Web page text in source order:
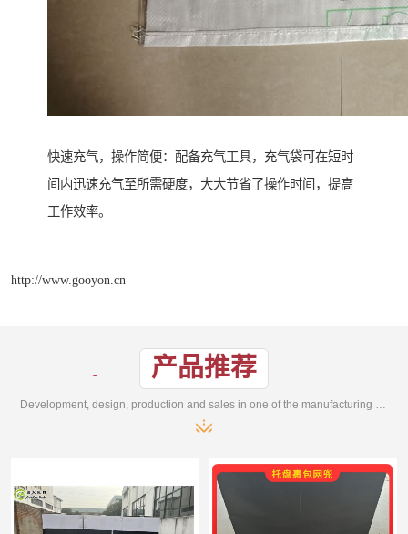
快速充气，操作简便：配备充气工具，充气袋可在短时
间内迅速充气至所需硬度，大大节省了操作时间，提高
工作效率。
http://www.gooyon.cn
产品推荐